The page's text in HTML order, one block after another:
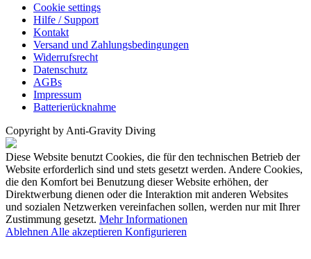
Cookie settings
Hilfe / Support
Kontakt
Versand und Zahlungsbedingungen
Widerrufsrecht
Datenschutz
AGBs
Impressum
Batterierücknahme
Copyright by Anti-Gravity Diving
Diese Website benutzt Cookies, die für den technischen Betrieb der
Website erforderlich sind und stets gesetzt werden. Andere Cookies,
die den Komfort bei Benutzung dieser Website erhöhen, der
Direktwerbung dienen oder die Interaktion mit anderen Websites
und sozialen Netzwerken vereinfachen sollen, werden nur mit Ihrer
Zustimmung gesetzt. Mehr Informationen
Ablehnen Alle akzeptieren Konfigurieren